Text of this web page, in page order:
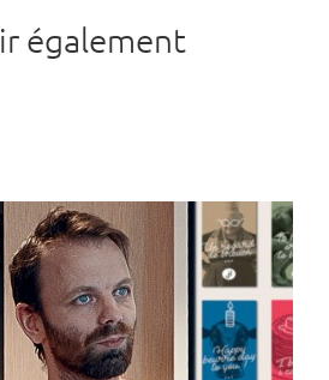
également